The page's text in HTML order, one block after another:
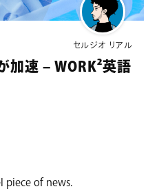
セルジオ リアル
加速 – WORK²英語
piece of news.